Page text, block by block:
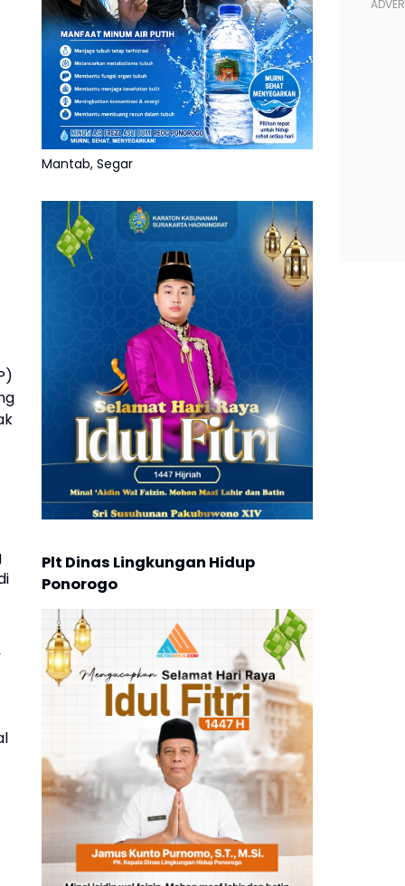
Mantab, Segar
Plt Dinas Lingkungan Hidup
Ponorogo